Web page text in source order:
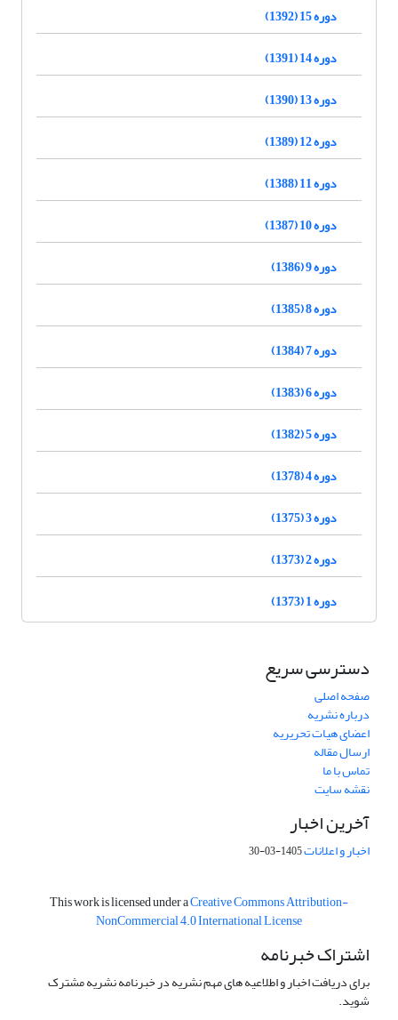
دوره 15 (1392)
دوره 14 (1391)
دوره 13 (1390)
دوره 12 (1389)
دوره 11 (1388)
دوره 10 (1387)
دوره 9 (1386)
دوره 8 (1385)
دوره 7 (1384)
دوره 6 (1383)
دوره 5 (1382)
دوره 4 (1378)
دوره 3 (1375)
دوره 2 (1373)
دوره 1 (1373)
دسترسی سریع
صفحه اصلی
درباره نشریه
اعضای هیات تحریریه
ارسال مقاله
تماس با ما
نقشه سایت
آخرین اخبار
اخبار و اعلانات1405-03-30
This work is licensed under aCreative Commons Attribution-
NonCommercial 4.0 International License
اشتراک خبرنامه
برای دریافت اخبار و اطلاعیه های مهم نشریه در خبرنامه نشریه مشترک
شوید.